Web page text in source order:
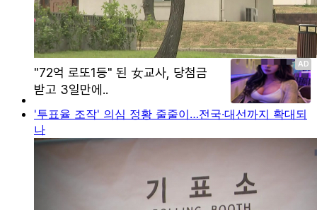
'투표율 조작' 의심 정황 줄줄이…전국·대선까지 확대되
나